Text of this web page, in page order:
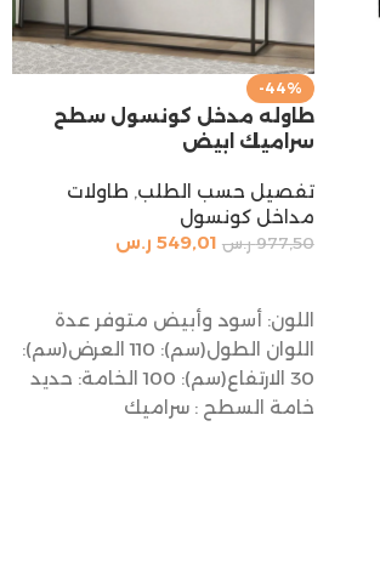
-44%
طاوله مدخل كونسول سطح
سراميك ابيض
تفصيل حسب الطلب, طاولات
مداخل كونسول
977,50 ر.س 549,01 ر.س
اللون: أسود وأبيض متوفر عدة
اللوان الطول(سم): 110 العرض(سم):
30 الارتفاع(سم): 100 الخامة: حديد
خامة السطح : سراميك